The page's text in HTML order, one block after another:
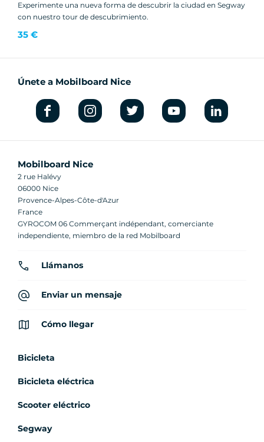
Experimente una nueva forma de descubrir la ciudad en Segway
con nuestro tour de descubrimiento.
35 €
Únete a Mobilboard Nice
Mobilboard Nice
2 rue Halévy
06000 Nice
Provence-Alpes-Côte-d'Azur
France
GYROCOM 06 Commerçant indépendant, comerciante
independiente, miembro de la red Mobilboard
Llámanos
Enviar un mensaje
Cómo llegar
Bicicleta
Bicicleta eléctrica
Scooter eléctrico
Segway